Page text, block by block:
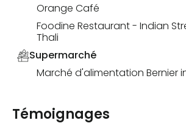
Orange Café
Foodine Restaurant - Indian
Thali
Supermarché
Marché d'alimentation Bernier
Témoignages